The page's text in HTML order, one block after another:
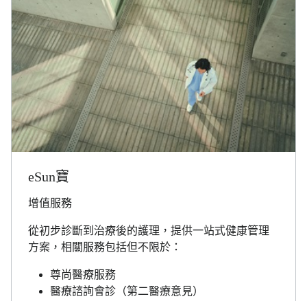
eSun寶
增值服務
從初步診斷到治療後的護理，提供一站式健康管理
方案，相關服務包括但不限於：
尊尚醫療服務
醫療諮詢會診（第二醫療意見）